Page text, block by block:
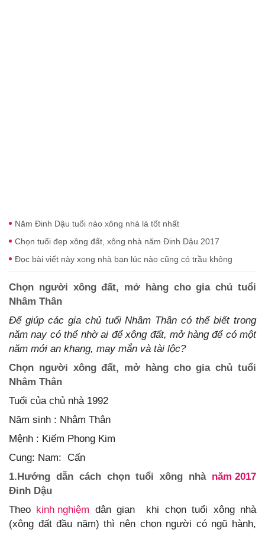
Năm Đinh Dậu tuổi nào xông nhà là tốt nhất
Chọn tuổi đẹp xông đất, xông nhà năm Đinh Dậu 2017
Đọc bài viết này xong nhà bạn lúc nào cũng có trầu không
Chọn người xông đất, mở hàng cho gia chủ tuổi
Nhâm Thân
Để giúp các gia chủ tuổi Nhâm Thân có thể biết trong
năm nay có thể nhờ ai để xông đất, mở hàng để có một
năm mới an khang, may mắn và tài lộc?
Chọn người xông đất, mở hàng cho gia chủ tuổi
Nhâm Thân
Tuổi của chủ nhà 1992
Năm sinh : Nhâm Thân
Mệnh : Kiếm Phong Kim
Cung: Nam: Cấn
1.Hướng dẫn cách chọn tuổi xông nhà năm 2017
Đinh Dậu
Theo kinh nghiệm dân gian khi chọn tuổi xông nhà
(xông đất đầu năm) thì nên chọn người có ngũ hành,